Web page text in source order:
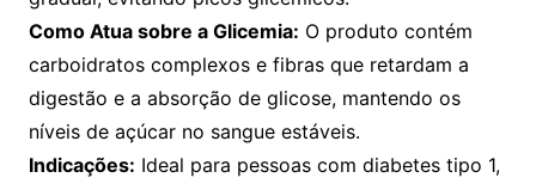
Como Atua sobre a Glicemia: O produto contém
carboidratos complexos e fibras que retardam a
digestão e a absorção de glicose, mantendo os
níveis de açúcar no sangue estáveis.
Indicações: Ideal para pessoas com diabetes tipo 1,